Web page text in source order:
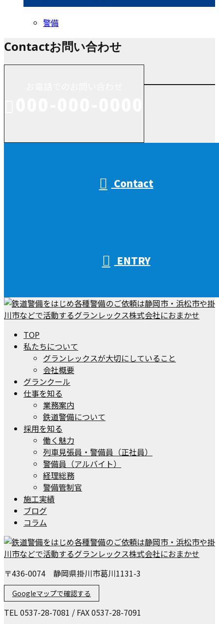
警備
Contactお問い合わせ
Contact
ENTRY
TOP
私たちについて
グランレックスが大切にしていること
会社概要
グランクール
仕事を知る
業務案内
鉄道警備について
採用を知る
働く魅力
列車見張員・警備員（正社員）
警備員（アルバイト）
経理総務
警備管制官
施工実績
ブログ
コラム
〒436-0074 静岡県掛川市葛川1131-3
Googleマップで確認する
TEL 0537-28-7081 / FAX 0537-28-7091